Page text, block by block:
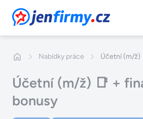
JenFirmy.cz
Nabídky práce Účetní (m/ž)
Účetní (m/ž) 📑 +
bonusy